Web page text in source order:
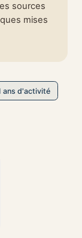
sources
mises
ans d'activité